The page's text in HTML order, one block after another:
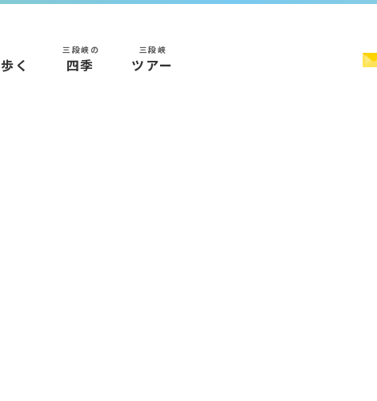
歩く
三段峡の
四季
三段峡
ツアー